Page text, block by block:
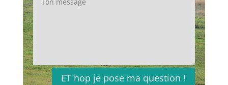
ET hop je pose ma question !